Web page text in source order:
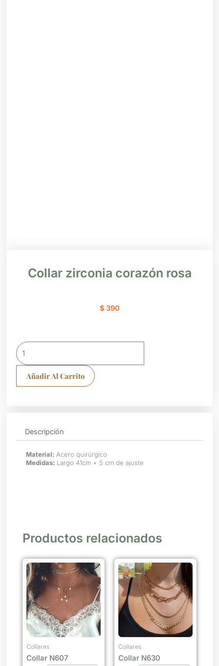
Collar zirconia corazón rosa
$390
Collar
zirconia
Añadir Al Carrito
Descripción
Material: Acero quirúrgico
Medidas: Largo 41cm + 5 cm de ajuste
Productos relacionados
Collares
Collar N607
Collares
Collar N630